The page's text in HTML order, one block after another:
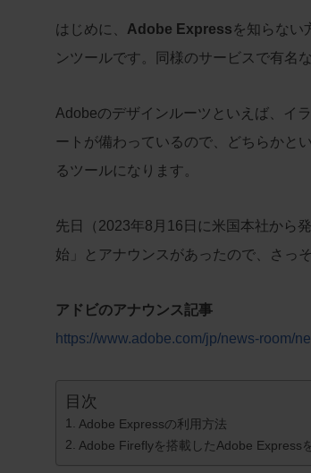
c
e
o
o
k
e
e
a
s
e
sk
er
e
はじめに、 Adobe Expressを知らない
ンツールです。同様のサービスで有名
Adobeのデザインルーツといえば、イ
ートが備わっているので、どちらかと
るツールになります。
先日（2023年8月16日に米国本社から
始」とアナウンスがあったので、さっ
アドビのアナウンス記事
https://www.adobe.com/jp/news-room/
目次
Adobe Expressの利用方法
Adobe Fireflyを搭載したAdobe Express